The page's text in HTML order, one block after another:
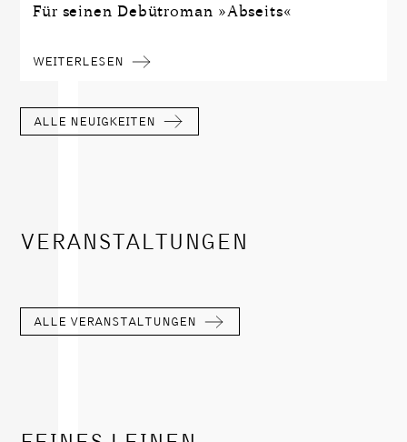
Für seinen Debütroman »Abseits«
WEITERLESEN
ALLE NEUIGKEITEN
VERANSTALTUNGEN
ALLE VERANSTALTUNGEN